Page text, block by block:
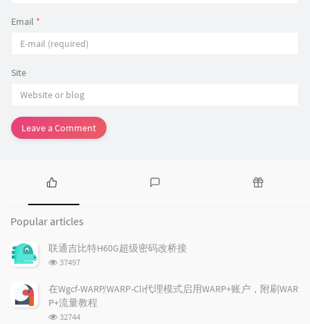
Email *
Site
Leave a Comment
P
p
u
l
r
a
r
e
s
c
a
Popular articles
联通吉比特H60G超级密码改桥接
浏
次
数:
37497
在Wgcf-WARP/WARP-Cli代理模式启用WARP+账户，附刷WAR
P+流量教程
浏
32744